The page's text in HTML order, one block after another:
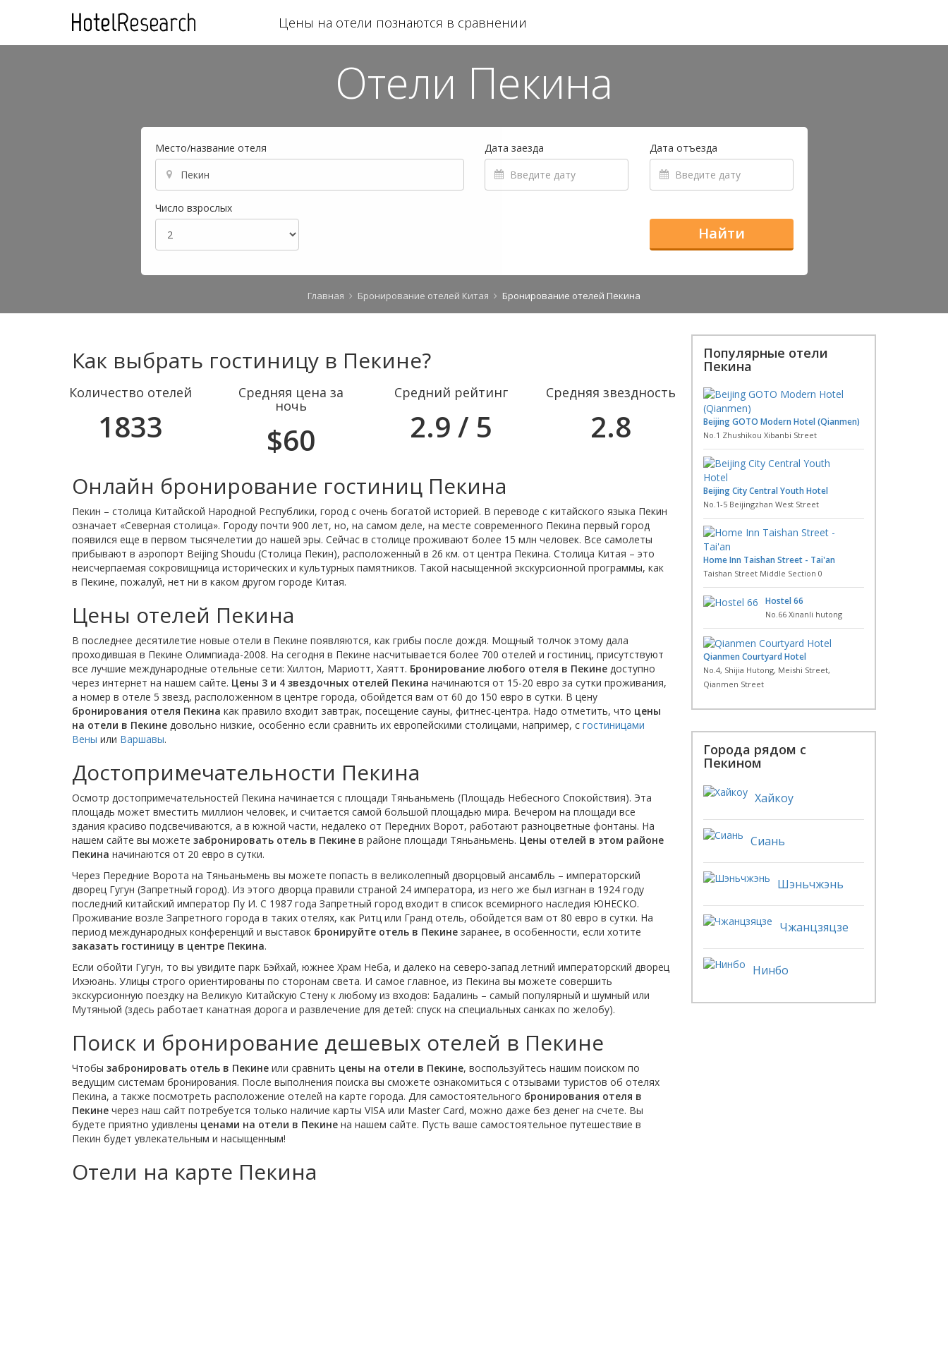
Цены на отели познаются в сравнении
Отели Пекина
Место/название отеля Дата заезда Дата отъезда
Число взрослых
Найти
Главная Бронирование отелей Китая Бронирование отелей Пекина
Как выбрать гостиницу в Пекине?
Количество отелей
1833
Средняя цена за
ночь
$60
Средний рейтинг
2.9 / 5
Средняя звездность
2.8
Онлайн бронирование гостиниц Пекина
Пекин – столица Китайской Народной Республики, город с очень богатой историей. В переводе с китайского языка Пекин
означает «Северная столица». Городу почти 900 лет, но, на самом деле, на месте современного Пекина первый город
появился еще в первом тысячелетии до нашей эры. Сейчас в столице проживают более 15 млн человек. Все самолеты
прибывают в аэропорт Beijing Shoudu (Столица Пекин), расположенный в 26 км. от центра Пекина. Столица Китая – это
неисчерпаемая сокровищница исторических и культурных памятников. Такой насыщенной экскурсионной программы, как
в Пекине, пожалуй, нет ни в каком другом городе Китая.
Цены отелей Пекина
В последнее десятилетие новые отели в Пекине появляются, как грибы после дождя. Мощный толчок этому дала
проходившая в Пекине Олимпиада-2008. На сегодня в Пекине насчитывается более 700 отелей и гостиниц, присутствуют
все лучшие международные отельные сети: Хилтон, Мариотт, Хаятт. Бронирование любого отеля в Пекине доступно
через интернет на нашем сайте. Цены 3 и 4 звездочных отелей Пекина начинаются от 15-20 евро за сутки проживания,
а номер в отеле 5 звезд, расположенном в центре города, обойдется вам от 60 до 150 евро в сутки. В цену
бронирования отеля Пекина как правило входит завтрак, посещение сауны, фитнес-центра. Надо отметить, что цены
на отели в Пекине довольно низкие, особенно если сравнить их европейскими столицами, например, с гостиницами
Вены или Варшавы.
Достопримечательности Пекина
Осмотр достопримечательностей Пекина начинается с площади Тяньаньмень (Площадь Небесного Спокойствия). Эта
площадь может вместить миллион человек, и считается самой большой площадью мира. Вечером на площади все
здания красиво подсвечиваются, а в южной части, недалеко от Передних Ворот, работают разноцветные фонтаны. На
нашем сайте вы можете забронировать отель в Пекине в районе площади Тяньаньмень. Цены отелей в этом районе
Пекина начинаются от 20 евро в сутки.
Через Передние Ворота на Тяньаньмень вы можете попасть в великолепный дворцовый ансамбль – императорский
дворец Гугун (Запретный город). Из этого дворца правили страной 24 императора, из него же был изгнан в 1924 году
последний китайский император Пу И. С 1987 года Запретный город входит в список всемирного наследия ЮНЕСКО.
Проживание возле Запретного города в таких отелях, как Ритц или Гранд отель, обойдется вам от 80 евро в сутки. На
период международных конференций и выставок бронируйте отель в Пекине заранее, в особенности, если хотите
заказать гостиницу в центре Пекина.
Если обойти Гугун, то вы увидите парк Бэйхай, южнее Храм Неба, и далеко на северо-запад летний императорский дворец
Ихэюань. Улицы строго ориентированы по сторонам света. И самое главное, из Пекина вы можете совершить
экскурсионную поездку на Великую Китайскую Стену к любому из входов: Бадалинь – самый популярный и шумный или
Мутяньюй (здесь работает канатная дорога и развлечение для детей: спуск на специальных санках по желобу).
Поиск и бронирование дешевых отелей в Пекине
Чтобы забронировать отель в Пекине или сравнить цены на отели в Пекине, воспользуйтесь нашим поиском по
ведущим системам бронирования. После выполнения поиска вы сможете ознакомиться с отзывами туристов об отелях
Пекина, а также посмотреть расположение отелей на карте города. Для самостоятельного бронирования отеля в
Пекине через наш сайт потребуется только наличие карты VISA или Master Card, можно даже без денег на счете. Вы
будете приятно удивлены ценами на отели в Пекине на нашем сайте. Пусть ваше самостоятельное путешествие в
Пекин будет увлекательным и насыщенным!
Отели на карте Пекина
Популярные отели
Пекина
Beijing GOTO Modern Hotel (Qianmen)
No.1 Zhushikou Xibanbi Street
Beijing City Central Youth Hotel
No.1-5 Beijingzhan West Street
Home Inn Taishan Street - Tai'an
Taishan Street Middle Section 0
Hostel 66
No.66 Xinanli hutong
Qianmen Courtyard Hotel
No.4, Shijia Hutong, Meishi Street,
Qianmen Street
Города рядом с
Пекином
Хайкоу
Сиань
Шэньчжэнь
Чжанцзяцзе
Нинбо